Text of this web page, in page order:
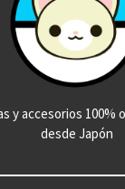
y accesorios 100%
desde Japón